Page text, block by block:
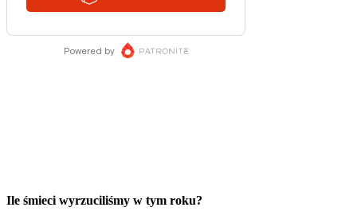
Ile śmieci wyrzuciliśmy w tym roku?